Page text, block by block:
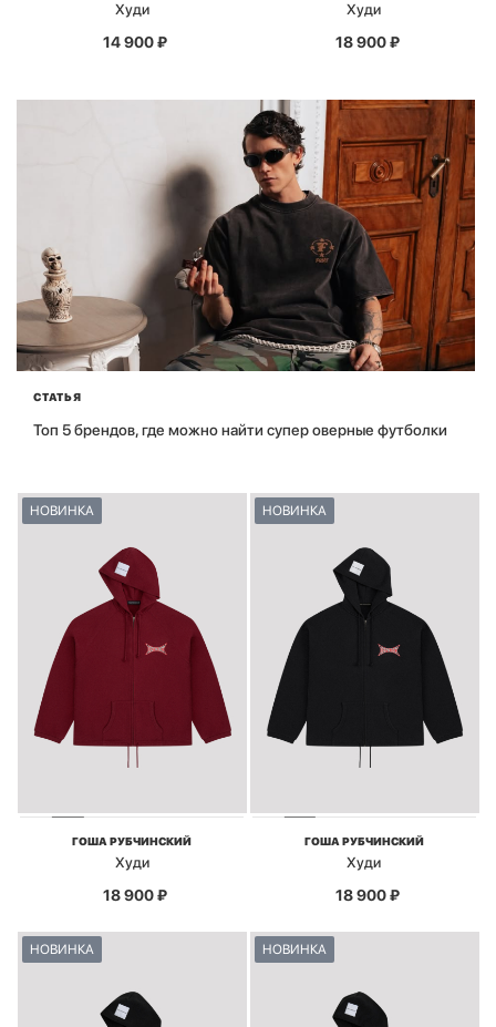
Худи
14 900₽
Худи
18 900₽
СТАТЬЯ
Топ 5 брендов, где можно найти супер оверные футболки
НОВИНКА
ГОША РУБЧИНСКИЙ
Худи
18 900₽
НОВИНКА
ГОША РУБЧИНСКИЙ
Худи
18 900₽
НОВИНКА НОВИНКА